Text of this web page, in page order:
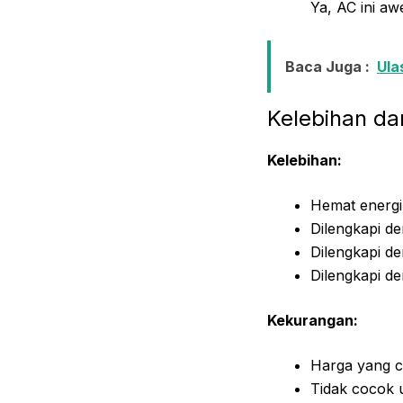
Ya, AC ini
Baca Juga :
Kelebihan
Kelebihan:
Hemat energi
Dilengkapi
Dilengkapi
Dilengkapi
Kekurangan:
Harga yang
Tidak cocok